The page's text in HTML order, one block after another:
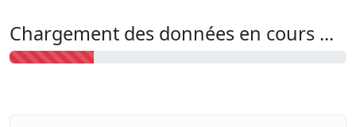
Chargement des données en cours ...